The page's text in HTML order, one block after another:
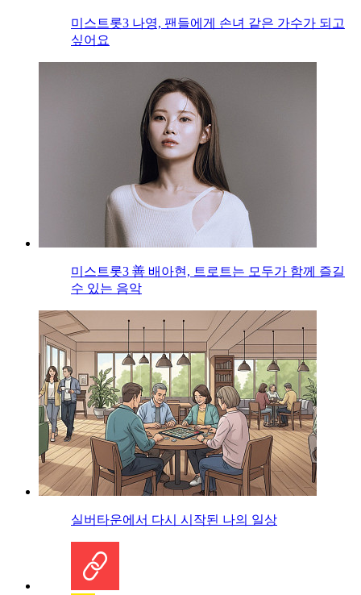
미스트롯3 나영, 팬들에게 손녀 같은 가수가 되고
싶어요
미스트롯3 善 배아현, 트로트는 모두가 함께 즐길
수 있는 음악
실버타운에서 다시 시작된 나의 일상